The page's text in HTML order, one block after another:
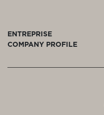
ENTREPRISE
COMPANY PROFILE